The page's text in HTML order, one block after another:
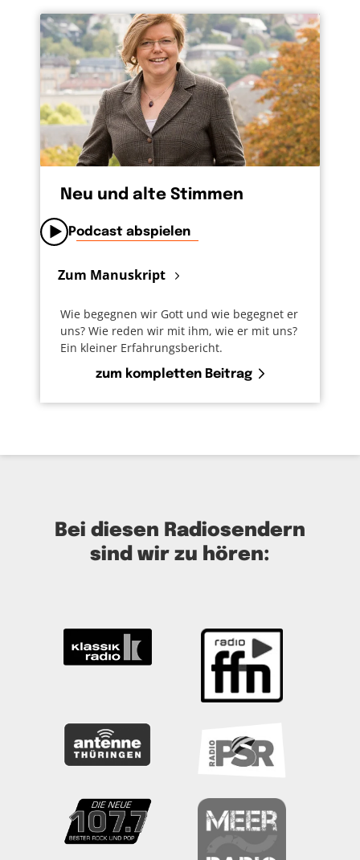
Neu und alte Stimmen
Podcast abspielen
Zum Manuskript
Wie begegnen wir Gott und wie begegnet er
uns? Wie reden wir mit ihm, wie er mit uns?
Ein kleiner Erfahrungsbericht.
zum kompletten Beitrag
Bei diesen Radiosendern
sind wir zu hören: